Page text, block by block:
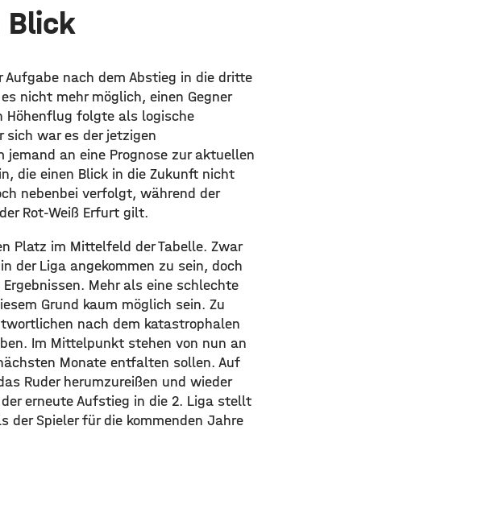
Blick
Aufgabe nach dem Abstieg in die dritte
nicht mehr möglich, einen Gegner
Höhenflug folgte als logische
sich war es der jetzigen
an eine Prognose zur aktuellen
die einen Blick in die Zukunft nicht
nebenbei verfolgt, während der
Rot-Weiß Erfurt gilt.
Platz im Mittelfeld der Tabelle. Zwar
der Liga angekommen zu sein, doch
Mehr als eine schlechte
Grund kaum möglich sein. Zu
nach dem katastrophalen
Im Mittelpunkt stehen von nun an
Monate entfalten sollen. Auf
Ruder herumzureißen und wieder
erneute Aufstieg in die 2. Liga stellt
der Spieler für die kommenden Jahre